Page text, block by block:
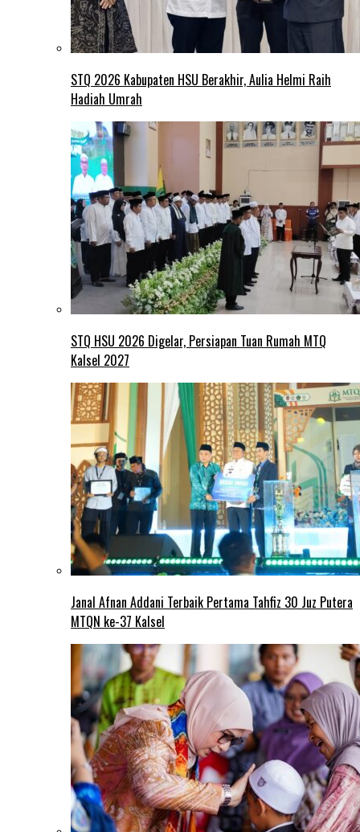
STQ 2026 Kabupaten HSU Berakhir, Aulia Helmi Raih
Hadiah Umrah
STQ HSU 2026 Digelar, Persiapan Tuan Rumah MTQ
Kalsel 2027
Janal Afnan Addani Terbaik Pertama Tahfiz 30 Juz Putera
MTQN ke-37 Kalsel